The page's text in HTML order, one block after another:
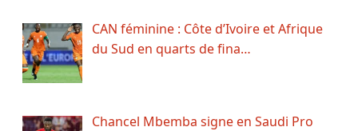
CAN féminine : Côte d’Ivoire et Afrique
du Sud en quarts de fina…
Chancel Mbemba signe en Saudi Pro